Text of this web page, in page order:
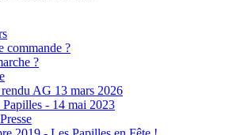
commande ?
?
AG 13 mars 2026
Papilles - 14 mai 2023